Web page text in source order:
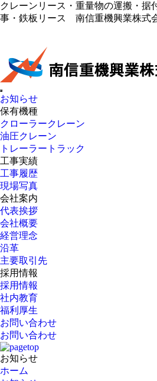
クレーンリース・重量物の運搬・据
事・鉄板リース 南信重機興業株式
お知らせ
保有機種
クローラークレーン
油圧クレーン
トレーラートラック
工事実績
工事履歴
現場写真
会社案内
代表挨拶
会社概要
経営理念
沿革
主要取引先
採用情報
採用情報
社内教育
福利厚生
お問い合わせ
お問い合わせ
お知らせ
ホーム